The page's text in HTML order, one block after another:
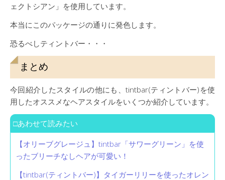
ェクトシアン」を使用しています。
本当にこのパッケージの通りに発色します。
恐るべしティントバー・・・
まとめ
今回紹介したスタイルの他にも、tintbar(ティントバー)を使
用したオススメなヘアスタイルをいくつか紹介しています。
□あわせて読みたい
【オリーブグレージュ】tintbar「サワーグリーン」を使
ったブリーチなしヘアが可愛い！
【tintbar(ティントバー)】タイガーリリーを使ったオレン